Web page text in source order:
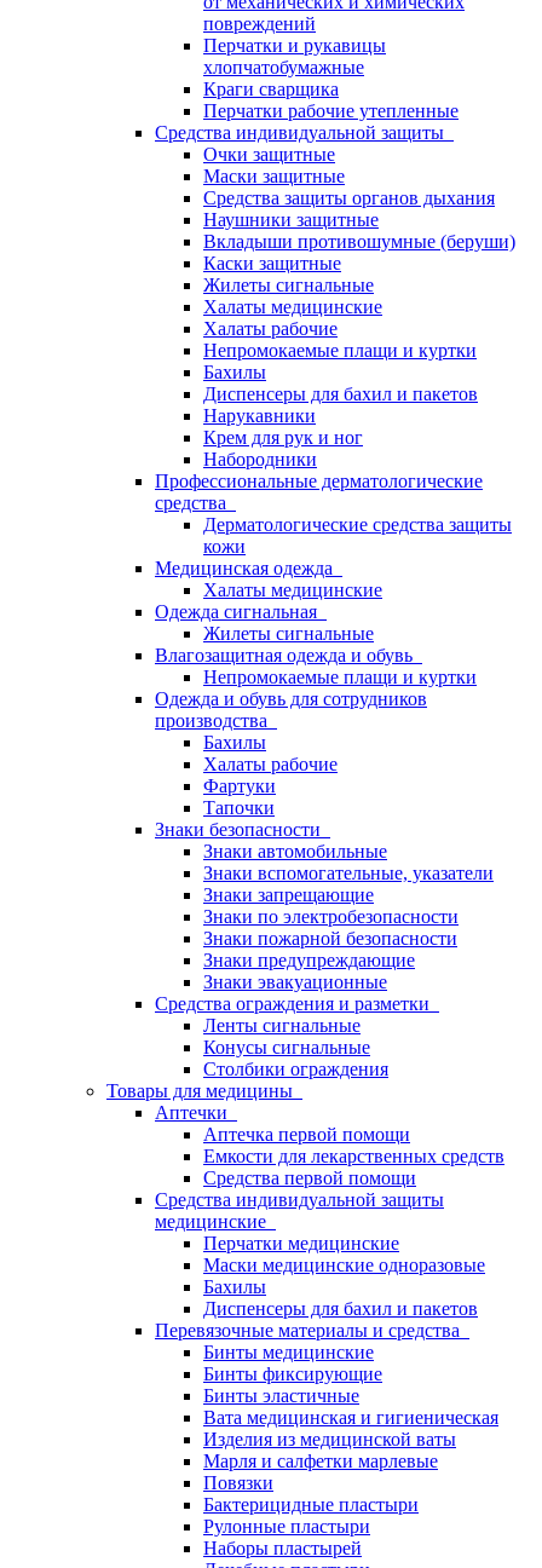
повреждений
Перчатки и рукавицы
хлопчатобумажные
Краги сварщика
Перчатки рабочие утепленные
Средства индивидуальной защиты
Очки защитные
Маски защитные
Средства защиты органов дыхания
Наушники защитные
Вкладыши противошумные (беруши)
Каски защитные
Жилеты сигнальные
Халаты медицинские
Халаты рабочие
Непромокаемые плащи и куртки
Бахилы
Диспенсеры для бахил и пакетов
Нарукавники
Крем для рук и ног
Набородники
Профессиональные дерматологические
средства
Дерматологические средства защиты
кожи
Медицинская одежда
Халаты медицинские
Одежда сигнальная
Жилеты сигнальные
Влагозащитная одежда и обувь
Непромокаемые плащи и куртки
Одежда и обувь для сотрудников
производства
Бахилы
Халаты рабочие
Фартуки
Тапочки
Знаки безопасности
Знаки автомобильные
Знаки вспомогательные, указатели
Знаки запрещающие
Знаки по электробезопасности
Знаки пожарной безопасности
Знаки предупреждающие
Знаки эвакуационные
Средства ограждения и разметки
Ленты сигнальные
Конусы сигнальные
Столбики ограждения
Товары для медицины
Аптечки
Аптечка первой помощи
Емкости для лекарственных средств
Средства первой помощи
Средства индивидуальной защиты
медицинские
Перчатки медицинские
Маски медицинские одноразовые
Бахилы
Диспенсеры для бахил и пакетов
Перевязочные материалы и средства
Бинты медицинские
Бинты фиксирующие
Бинты эластичные
Вата медицинская и гигиеническая
Изделия из медицинской ваты
Марля и салфетки марлевые
Повязки
Бактерицидные пластыри
Рулонные пластыри
Наборы пластырей